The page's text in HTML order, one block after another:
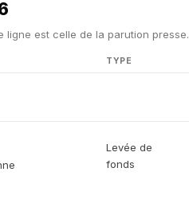
est celle de la parution presse.
TYPE
Levée de
fonds